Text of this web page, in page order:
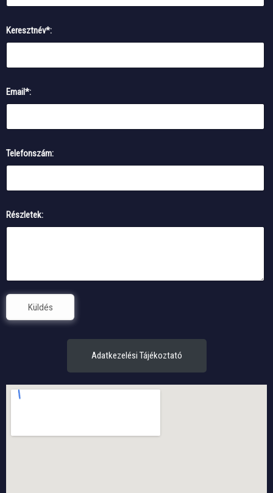
Keresztnév*:
Email*:
Telefonszám:
Részletek:
Küldés
Adatkezelési Tájékoztató